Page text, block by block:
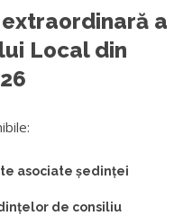
a
Local din
asociate ședinței
de consiliu